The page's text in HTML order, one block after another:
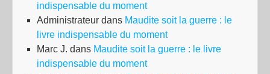
indispensable du moment
Administrateur dans Maudite soit la guerre : le
livre indispensable du moment
Marc J. dans Maudite soit la guerre : le livre
indispensable du moment